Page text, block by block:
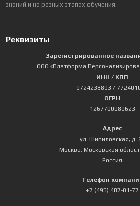
знаний и на разных этапах обучения.
Реквизиты
Зарегистрированное
ООО «Платформа
ИНН / КПП
9724238893 /
ОГРН
1267700089623
Адрес
ул. Шипиловская, д.
Москва, Московская
Россия
Телефон
+7 (495) 487-01-77